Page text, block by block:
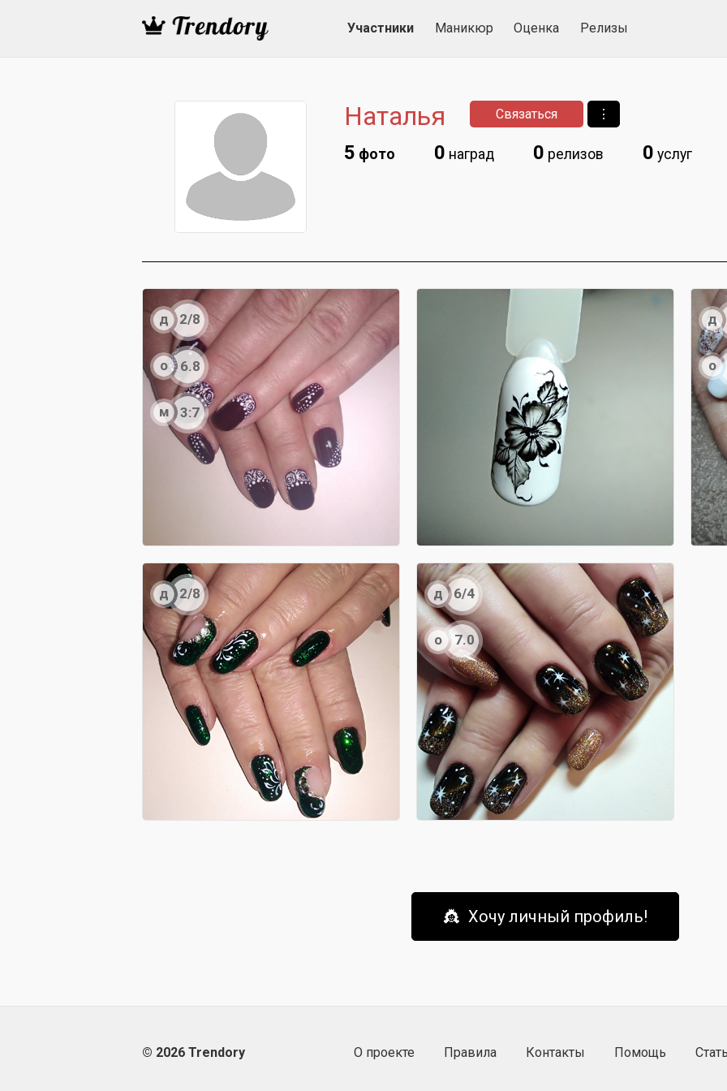
Участники Маникюр Оценка Релизы
Наталья Связаться ⋮
5 фото 0 наград 0 релизов 0 услуг
д 2/8
о 6.8
м 3:7
д
о
д 2/8 д 6/4
о 7.0
👸 Хочу личный профиль!
© 2026 Trendory О проекте Правила Контакты Помощь